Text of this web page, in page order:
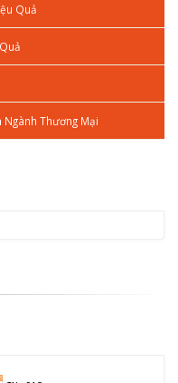
Quả
Ngành Thương Mại